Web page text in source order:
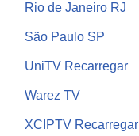
Rio de Janeiro RJ
São Paulo SP
UniTV Recarregar
Warez TV
XCIPTV Recarregar